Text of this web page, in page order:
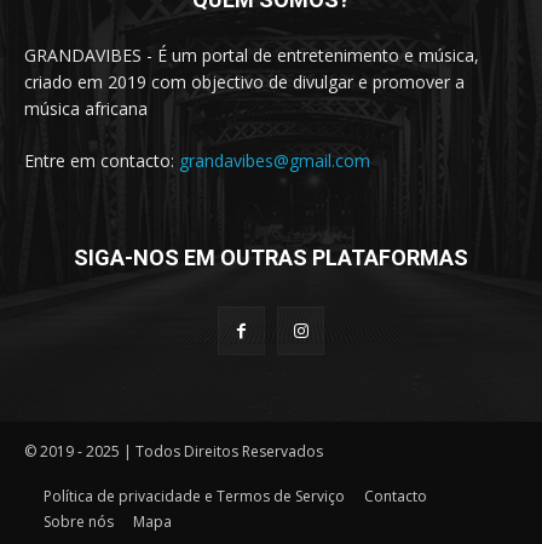
GRANDAVIBES - É um portal de entretenimento e música,
criado em 2019 com objectivo de divulgar e promover a
música africana
Entre em contacto: grandavibes@gmail.com
SIGA-NOS EM OUTRAS PLATAFORMAS
© 2019 - 2025 | Todos Direitos Reservados
Política de privacidade e Termos de Serviço
Contacto
Sobre nós
Mapa